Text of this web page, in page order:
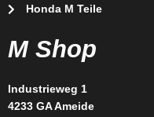
Honda M Teile
M Shop
Industrieweg 1
4233 GA Ameide